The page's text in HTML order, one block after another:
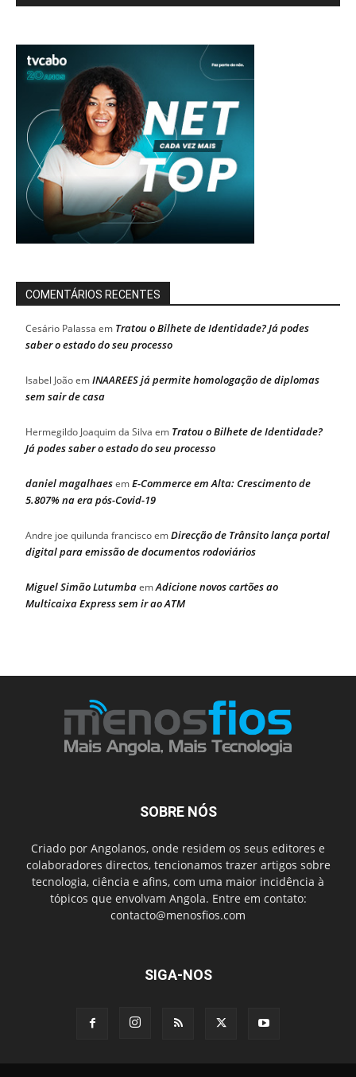
COMENTÁRIOS RECENTES
Cesário Palassa em Tratou o Bilhete de Identidade? Já podes
saber o estado do seu processo
Isabel JoãoemINAAREES já permite homologação de diplomas
sem sair de casa
Hermegildo Joaquim da Silva em Tratou o Bilhete de Identidade?
Já podes saber o estado do seu processo
daniel magalhaesemE-Commerce em Alta: Crescimento de
5.807% na era pós-Covid-19
Andre joe quilunda franciscoemDirecção de Trânsito lança portal
digital para emissão de documentos rodoviários
Miguel Simão LutumbaemAdicione novos cartões ao
Multicaixa Express sem ir ao ATM
SOBRE NÓS
Criado por Angolanos, onde residem os seus editores e
colaboradores directos, tencionamos trazer artigos sobre
tecnologia, ciência e afins, com uma maior incidência à
tópicos que envolvam Angola. Entre em contato:
contacto@menosfios.com
SIGA-NOS